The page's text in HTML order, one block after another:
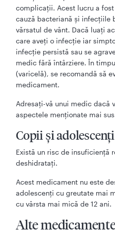
complicații. Acest lucru a
cauză bacteriană și infecțiile
vărsatul de vânt. Dacă luați
care aveți o infecție iar
infecție persistă sau se
medic fără întârziere. În
(varicelă), se recomandă să
medicament.
Adresați-vă unui medic dacă
aspectele menționate mai
Copii și adolescenți
Există un risc de insuficiență
deshidratați.
Acest medicament nu este
adolescenți cu greutate mai
cu vârsta mai mică de 12 ani.
Alte